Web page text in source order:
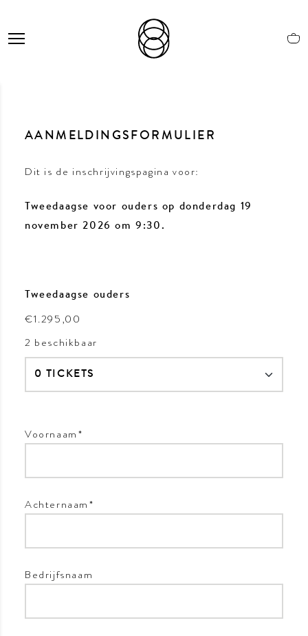
AANMELDINGSFORMULIER
Dit is de inschrijvingspagina voor:
Tweedaagse voor ouders op donderdag 19
november 2026 om 9:30.
Tweedaagse ouders
€1.295,00
2 beschikbaar
Voornaam
*
Achternaam
*
Bedrijfsnaam